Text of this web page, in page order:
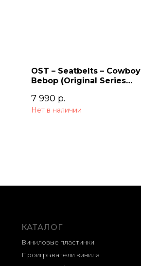
OST – Seatbelts – Cowboy
Bebop (Original Series
7 990 р.
Нет в наличии
КАТАЛОГ
Виниловые пластинки
Проигрыватели винила